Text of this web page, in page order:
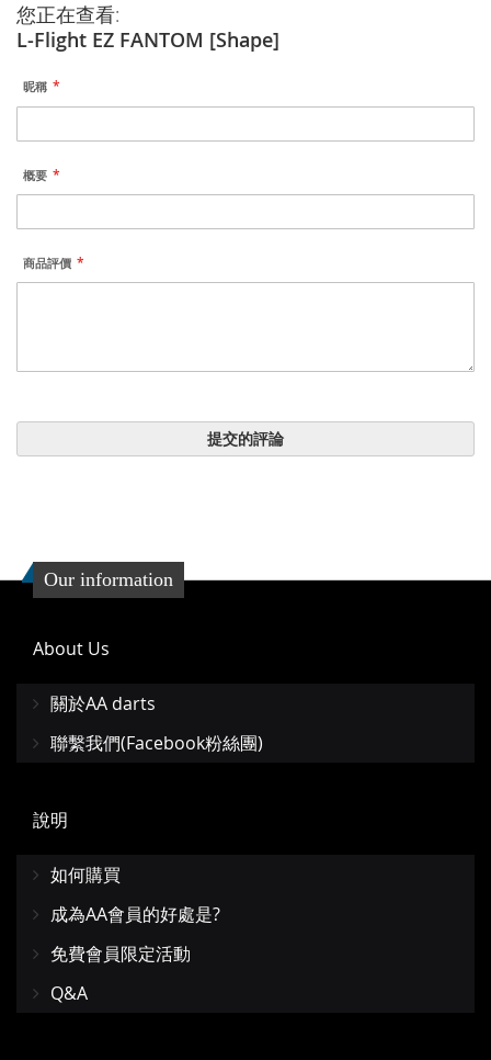
您正在查看:
L-Flight EZ FANTOM [Shape]
昵稱
概要
商品評價
提交的評論
Our information
About Us
關於AA darts
聯繫我們(Facebook粉絲團)
說明
如何購買
成為AA會員的好處是?
免費會員限定活動
Q&A